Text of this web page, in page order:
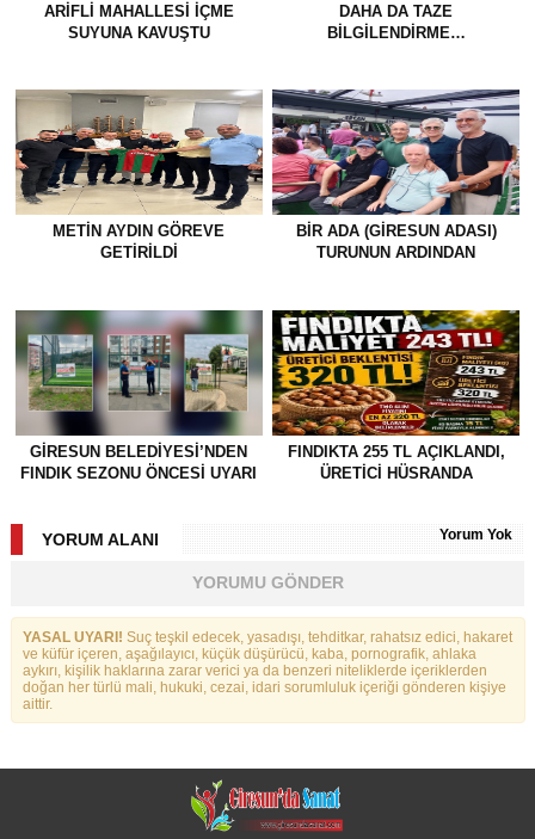
ARIFLI MAHALLESI İÇME
SUYUNA KAVUŞTU
DAHA DA TAZE
BİLGİLENDİRME…
METİN AYDIN GÖREVE
GETİRİLDİ
BİR ADA (GİRESUN ADASI)
TURUNUN ARDINDAN
GİRESUN BELEDİYESİ’NDEN
FINDIK SEZONU ÖNCESİ UYARI
FINDIKTA 255 TL AÇIKLANDI,
ÜRETİCİ HÜSRANDA
YORUM ALANI Yorum Yok
YORUMU GÖNDER
YASAL UYARI! Suç teşkil edecek, yasadışı, tehditkar, rahatsız edici, hakaret
ve küfür içeren, aşağılayıcı, küçük düşürücü, kaba, pornografik, ahlaka
aykırı, kişilik haklarına zarar verici ya da benzeri niteliklerde içeriklerden
doğan her türlü mali, hukuki, cezai, idari sorumluluk içeriği gönderen kişiye
aittir.